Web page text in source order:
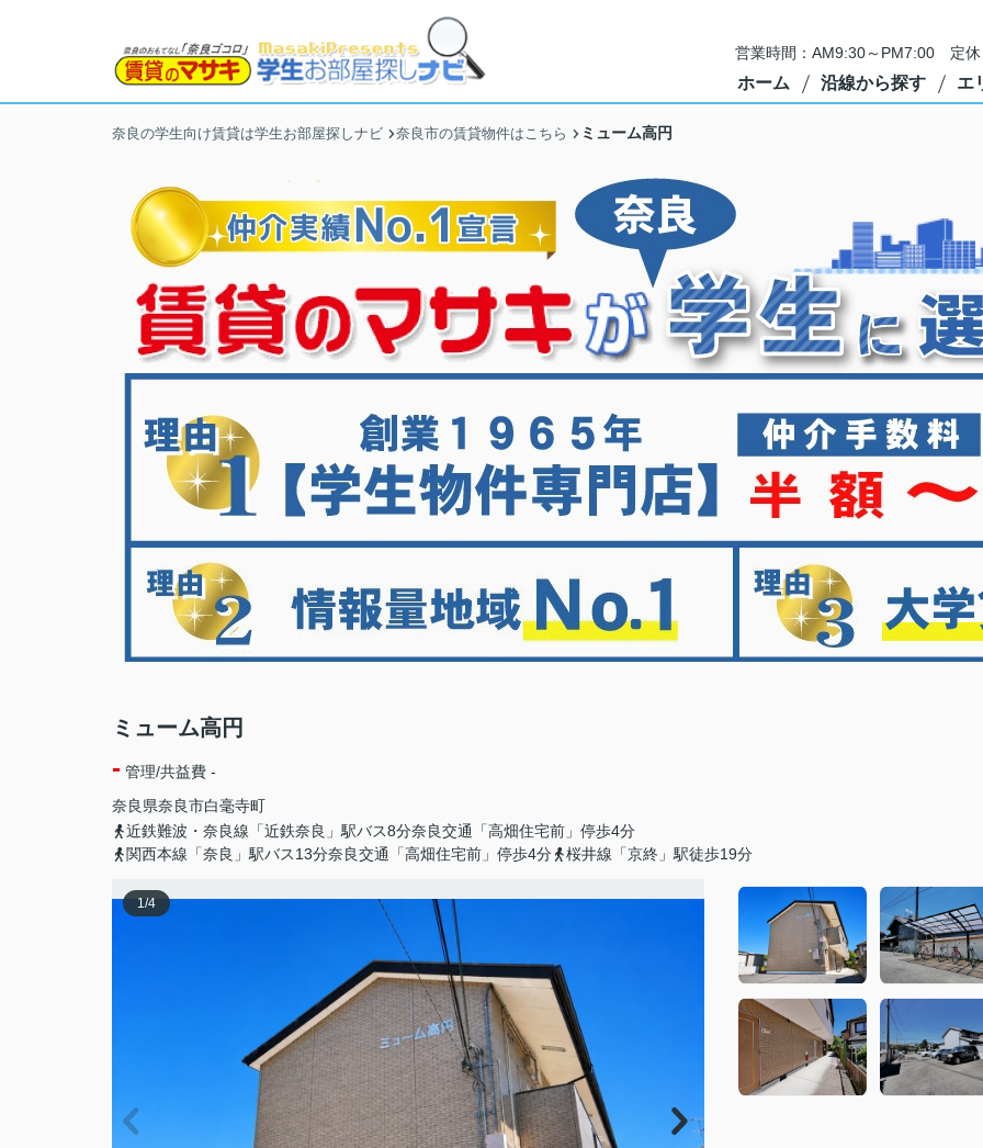
営業時間：AM9:30～PM7:00 定休
ホーム 沿線から探す エ
奈良の学生向け賃貸は学生お部屋探しナビ 奈良市の賃貸物件はこちら ミューム高円
ミューム高円
- 管理/共益費 -
奈良県奈良市白毫寺町
近鉄難波・奈良線「近鉄奈良」駅バス8分奈良交通「高畑住宅前」停歩4分
関西本線「奈良」駅バス13分奈良交通「高畑住宅前」停歩4分
桜井線「京終」駅徒歩19分
1/4